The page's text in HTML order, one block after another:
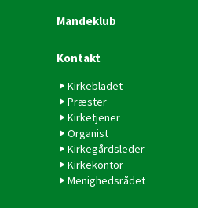
Mandeklub
Kontakt
Kirkebladet
Præster
Kirketjener
Organist
Kirkegårdsleder
Kirkekontor
Menighedsrådet